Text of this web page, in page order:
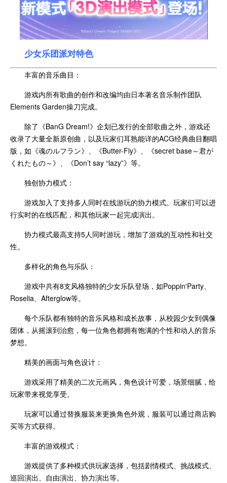
少女乐团派对特色
丰富的音乐曲目：
游戏内所有歌曲的创作和改编均由日本著名音乐制作团队
Elements Garden操刀完成。
除了《BanG Dream!》企划已发行的全部歌曲之外，游戏还
收录了大量全新原创曲，以及玩家们耳熟能详的ACG经典曲目翻唱
版，如《魂のルフラン》、《Butter-Fly》、《secret base～君が
くれたもの～》、《Don’t say “lazy”》等。
独创协力模式：
游戏加入了支持多人同时在线游玩的协力模式。玩家们可以进
行实时的在线匹配，和其他玩家一起完成演出。
协力模式最高支持5人同时游玩，增加了游戏的互动性和社交
性。
多样化的角色与乐队：
游戏中共有8支风格独特的少女乐队登场，如Poppin'Party、
Roselia、Afterglow等。
每个乐队都有独特的音乐风格和成长故事，从校园少女到偶像
团体，从摇滚到治愈，每一位角色都拥有饱满的个性和动人的音乐
梦想。
精美的画面与角色设计：
游戏采用了精美的二次元画风，角色设计可爱，场景细腻，给
玩家带来视觉享受。
玩家可以通过替换服装来更换角色外观，服装可以通过商店购
买等方式获得。
丰富的游戏模式：
游戏提供了多种模式供玩家选择，包括剧情模式、挑战模式、
巡回演出、自由演出、协力演出等。